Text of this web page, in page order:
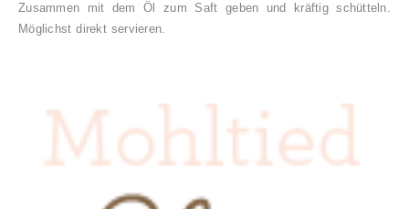
Zusammen mit dem Öl zum Saft geben und kräftig schütteln.
Möglichst direkt servieren.